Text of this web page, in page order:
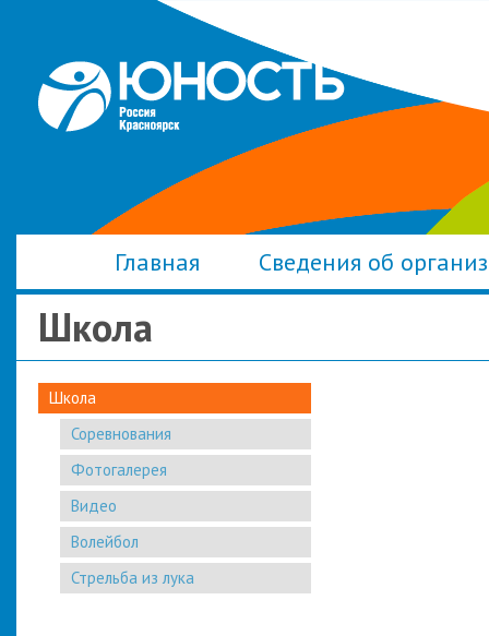
Главная Сведения об
Школа
Школа
Соревнования
Фотогалерея
Видео
Волейбол
Стрельба из лука